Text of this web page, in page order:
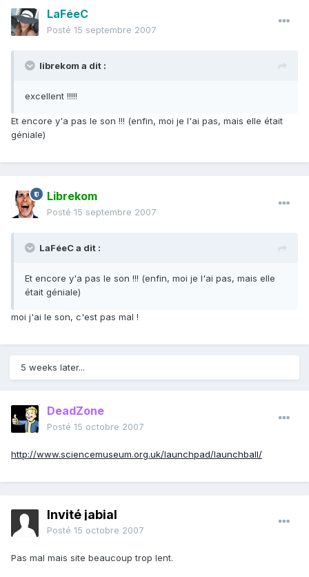
LaFéeC
Posté 15 septembre 2007
librekom a dit :
excellent !!!!!
Et encore y'a pas le son !!! (enfin, moi je l'ai pas, mais elle était
géniale)
Librekom
Posté 15 septembre 2007
LaFéeC a dit :
Et encore y'a pas le son !!! (enfin, moi je l'ai pas, mais elle
était géniale)
moi j'ai le son, c'est pas mal !
5 weeks later...
DeadZone
Posté 15 octobre 2007
http://www.sciencemuseum.org.uk/launchpad/launchball/
Invité jabial
Posté 15 octobre 2007
Pas mal mais site beaucoup trop lent.